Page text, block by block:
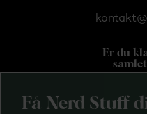
Få Nerd Stuff
Er du